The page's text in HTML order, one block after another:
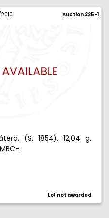
Auction 225-1
(S. 1854). 12,04 g.
.
Lot not awarded